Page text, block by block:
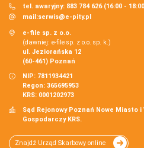
tel. awaryjny: 883 784 626 (16:00 -
mail:serwis@e-pity.pl
e-file sp. z o.o.
(dawniej: e-file sp. z o.o. sp. k.)
ul. Jeziorańska 12
(60-461) Poznań
NIP: 7811934421
Regon: 365695953
KRS: 0001202973
Sąd Rejonowy Poznań Nowe Miasto i
Gospodarczy KRS.
Znajdź Urząd Skarbowy online